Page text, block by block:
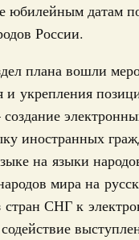
юбилейным датам
России.
плана вошли
и укрепления
иностранных
на языки
мира на
стран СНГ к
двум
р
и Чечне на
р и распоряжение от